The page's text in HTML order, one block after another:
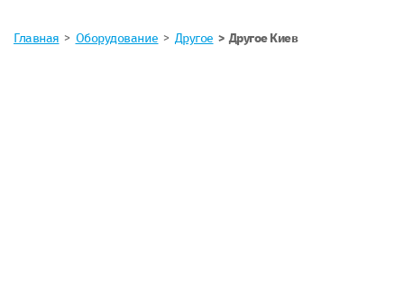
Главная Оборудование Другое Другое Киев